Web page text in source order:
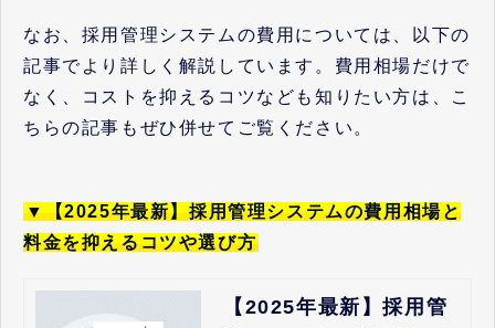
なお、採用管理システムの費用については、以下の
記事でより詳しく解説しています。費用相場だけで
なく、コストを抑えるコツなども知りたい方は、こ
ちらの記事もぜひ併せてご覧ください。
▼【2025年最新】採用管理システムの費用相場と
料金を抑えるコツや選び方
【2025年最新】採用管